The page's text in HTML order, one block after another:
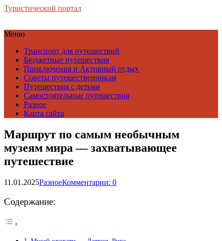
Туристический портал
Меню
Транспорт для путешествий
Бюджетные путешествия
Приключения и Активный отдых
Советы путешественникам
Путешествия с детьми
Самостоятельные путешествия
Разное
Карта сайта
Маршрут по самым необычным
музеям мира — захватывающее
путешествие
11.01.2025РазноеКомментарии: 0
Содержание: